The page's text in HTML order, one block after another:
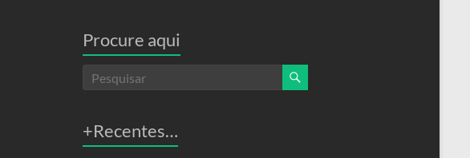
Procure aqui
+Recentes…